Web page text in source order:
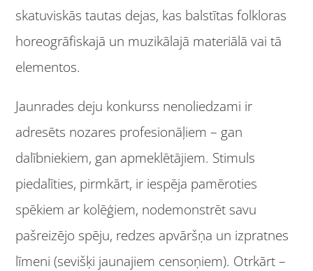
skatuviskās tautas dejas, kas balstītas folkloras
horeogrāfiskajā un muzikālajā materiālā vai tā
elementos.
Jaunrades deju konkurss nenoliedzami ir
adresēts nozares profesionāļiem – gan
dalībniekiem, gan apmeklētājiem. Stimuls
piedalīties, pirmkārt, ir iespēja pamēroties
spēkiem ar kolēģiem, nodemonstrēt savu
pašreizējo spēju, redzes apvāršņa un izpratnes
līmeni (sevišķi jaunajiem censoņiem). Otrkārt –